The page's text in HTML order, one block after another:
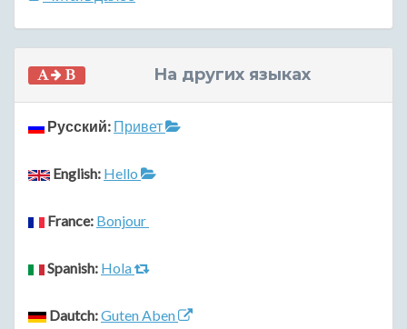
На других языках
Русский: Привет
English: Hello
France: Bonjour
Spanish: Hola
Dautch:Guten Aben